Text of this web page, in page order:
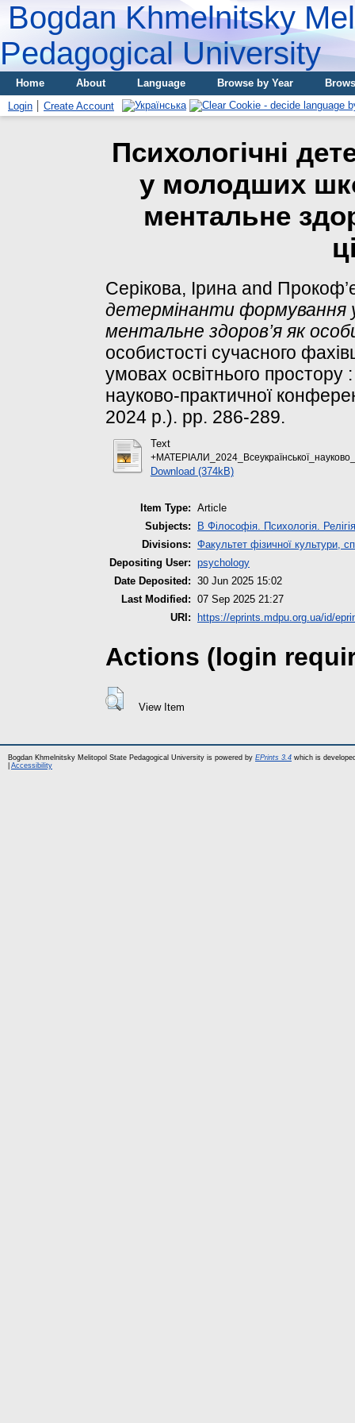
Bogdan Khmelnitsky
Pedagogical University
Home About Language Browse by Year
Login
Create Account
Психологічні
у молодших
ментальне
Серікова, Ірина and
детермінанти формування
ментальне здоров’я як
особистості сучасного
умовах освітнього простору
науково-практичної
2024 р.). pp. 286-289.
Text
Download (374kB)
Item Type: Article
Subjects:
B Філософія. Психологія. Релігія
Divisions: Факультет фізичної культури,
Depositing User: psychology
Date Deposited: 30 Jun 2025 15:02
Last Modified: 07 Sep 2025 21:27
URI:
https://eprints.mdpu.org.ua/id/
Actions (login
View Item
Bogdan Khmelnitsky Melitopol State Pedagogical University is powered by EPrints 3.4 which is
Accessibility